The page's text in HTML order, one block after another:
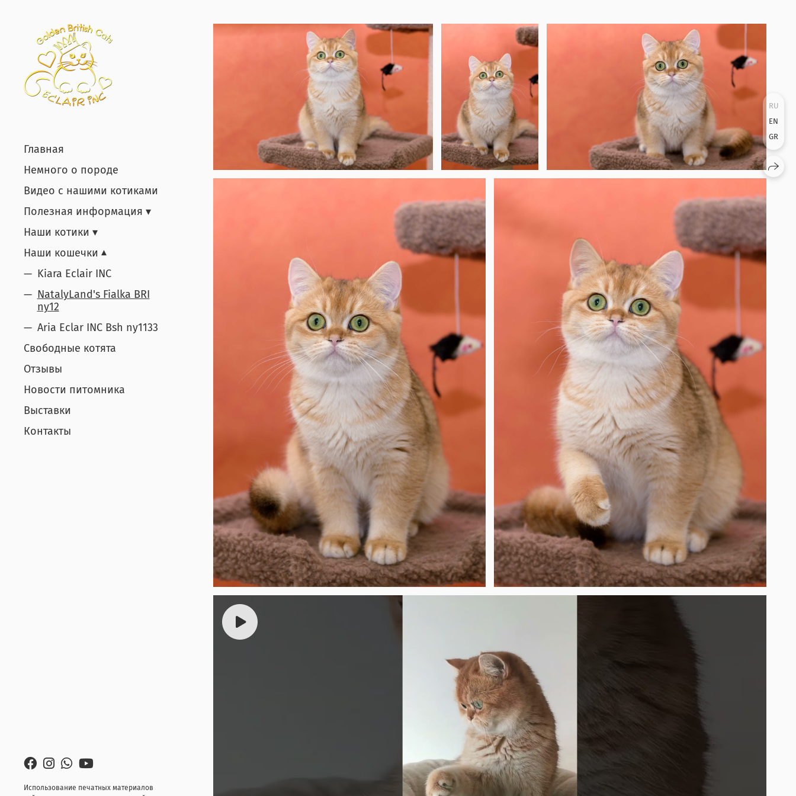
Главная
Немного о породе
Видео с нашими котиками
Полезная информация
Наши котики
Наши кошечки
Kiara Eclair INC
NatalyLand's Fialka BRI
ny12
Aria Eclar INC Bsh ny1133
Свободные котята
Отзывы
Новости питомника
Выставки
Контакты
Использование печатных материалов
RU
EN
GR